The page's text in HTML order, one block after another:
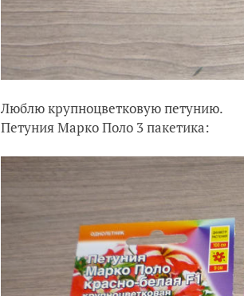
Люблю крупноцветковую петунию.
Петуния Марко Поло 3 пакетика: